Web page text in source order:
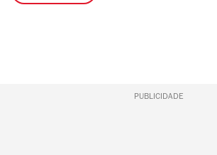
PUBLICIDADE